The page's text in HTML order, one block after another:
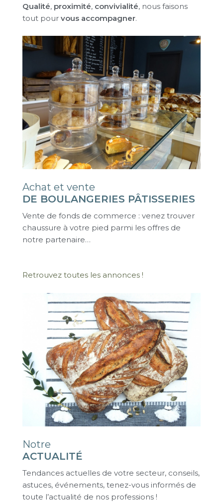
Qualité, proximité, convivialité, nous faisons
tout pour vous accompagner.
Achat et vente
DE BOULANGERIES PÂTISSERIES
Vente de fonds de commerce : venez trouver
chaussure à votre pied parmi les offres de
notre partenaire…
Retrouvez toutes les annonces !
Notre
ACTUALITÉ
Tendances actuelles de votre secteur, conseils,
astuces, événements, tenez-vous informés de
toute l’actualité de nos professions !